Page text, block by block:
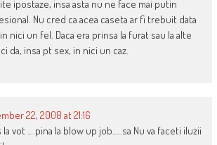
ipostaze, insa asta nu ne face mai putin
Nu cred ca acea caseta ar fi trebuit data
nici un fel. Daca era prinsa la furat sau la alte
da, insa pt sex, in nici un caz.
22, 2008 at 21:16
vot … pina la blow up job…..sa Nu va faceti iluzii